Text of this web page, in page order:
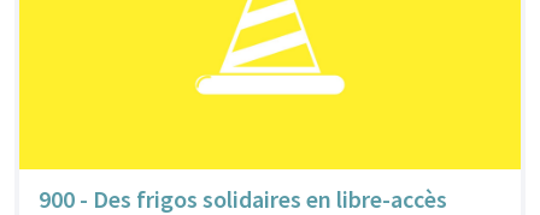
900 - Des frigos solidaires en libre-accès